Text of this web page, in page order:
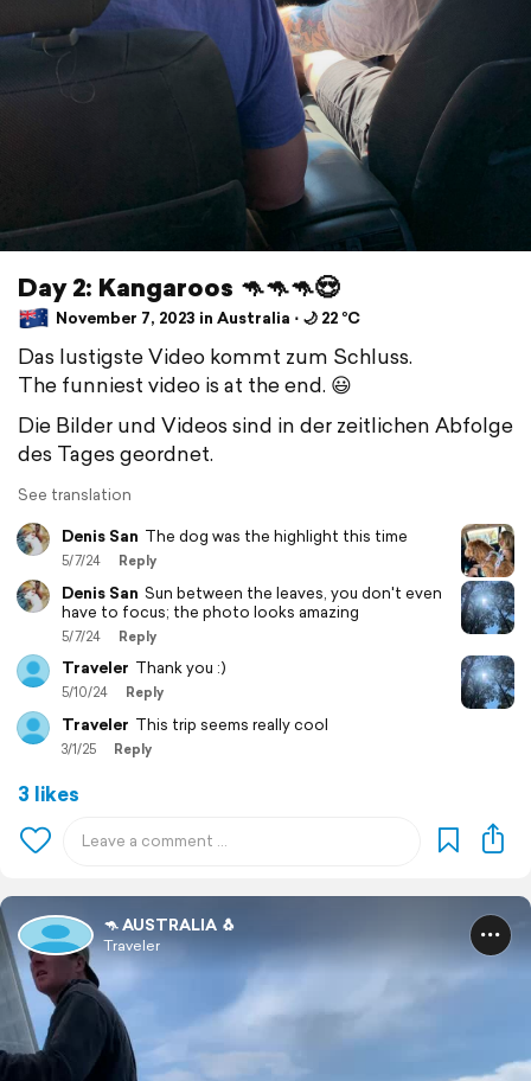
Day 2: Kangaroos 🦘🦘🦘😍
November 7, 2023 in Australia ⋅ 🌙 22 °C
Das lustigste Video kommt zum Schluss.
The funniest video is at the end. 😃
Die Bilder und Videos sind in der zeitlichen Abfolge
des Tages geordnet.
See translation
Denis San The dog was the highlight this time
5/7/24 Reply
Denis San Sun between the leaves, you don't even
have to focus; the photo looks amazing
5/7/24 Reply
Traveler Thank you :)
5/10/24 Reply
Traveler This trip seems really cool
3/1/25 Reply
3 likes
🦘 AUSTRALIA 🐧
Traveler